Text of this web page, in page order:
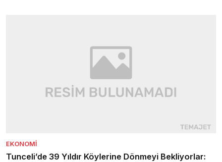
EKONOMI
Tunceli’de 39 Yıldır Köylerine Dönmeyi Bekliyorlar: